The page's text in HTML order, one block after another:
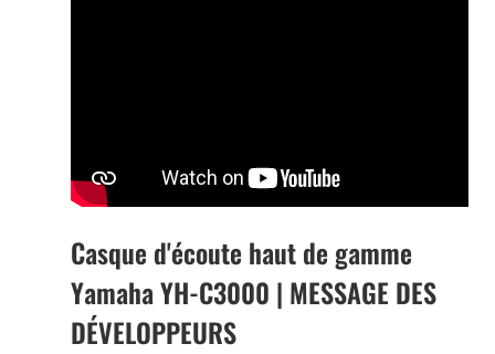
Casque d'écoute haut de gamme
Yamaha YH-C3000 | MESSAGE DES
DÉVELOPPEURS